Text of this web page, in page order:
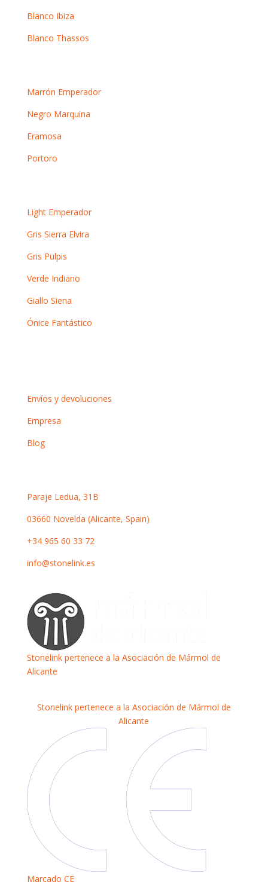
Blanco Ibiza
Blanco Thassos
Marrón Emperador
Negro Marquina
Eramosa
Portoro
Light Emperador
Gris Sierra Elvira
Gris Pulpis
Verde Indiano
Giallo Siena
Ónice Fantástico
Envíos y devoluciones
Empresa
Blog
Paraje Ledua, 31B
03660 Novelda (Alicante, Spain)
+34 965 60 33 72
info@stonelink.es
Stonelink pertenece a la Asociación de Mármol de
Alicante
Stonelink pertenece a la Asociación de Mármol de
Alicante
Marcado CE